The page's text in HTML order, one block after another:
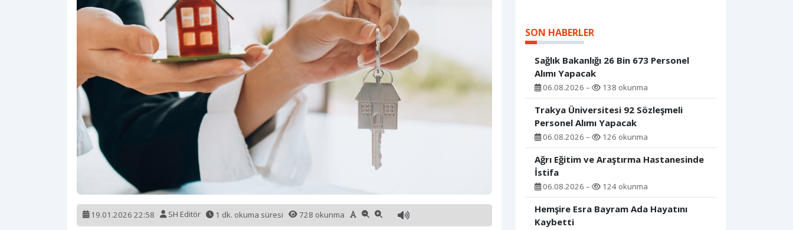
19.01.2026 22:58 SH Editör 1 dk. okuma süresi 728 okunma
SON HABERLER
Sağlık Bakanlığı 26 Bin 673 Personel
Alımı Yapacak
06.08.2026 – 138 okunma
Trakya Üniversitesi 92 Sözleşmeli
Personel Alımı Yapacak
06.08.2026 – 126 okunma
Ağrı Eğitim ve Araştırma Hastanesinde
İstifa
06.08.2026 – 124 okunma
Hemşire Esra Bayram Ada Hayatını
Kaybetti